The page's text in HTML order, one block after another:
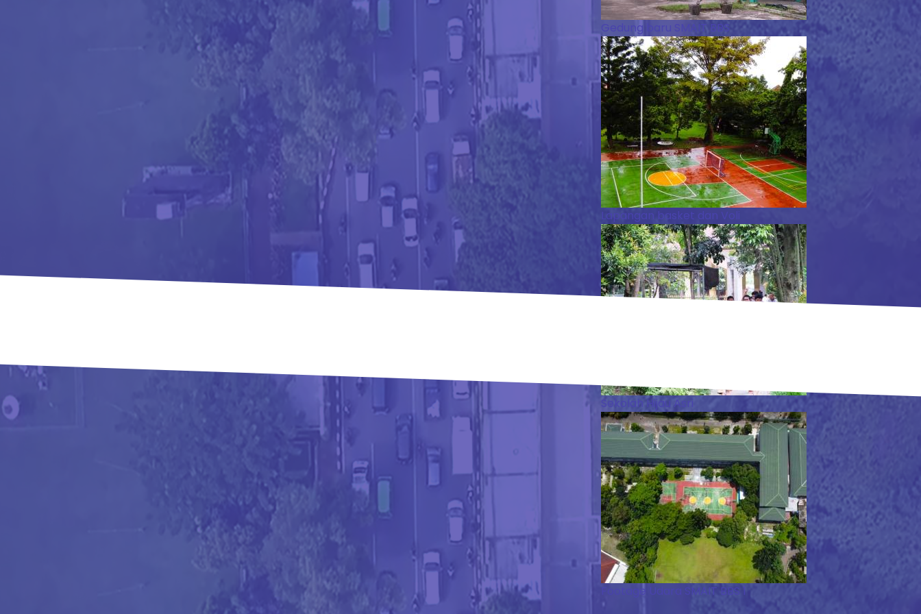
Gedung baru SMAIT BBS
Lapangan basket dan Voli
Sekolah Hijau Asri
Footage Udara SMAIT BBS 1